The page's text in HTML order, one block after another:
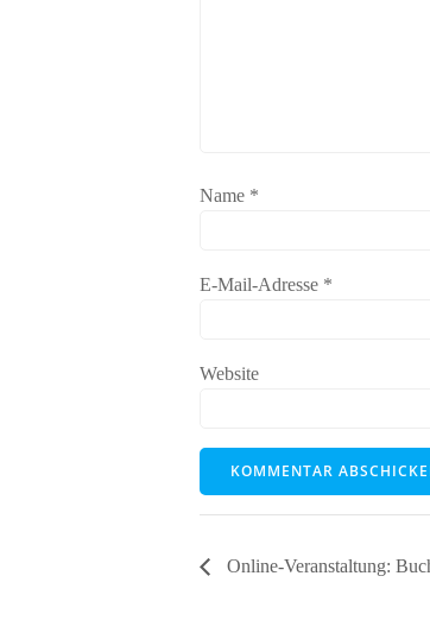
Name *
E-Mail-Adresse *
Website
Online-Veranstaltung: